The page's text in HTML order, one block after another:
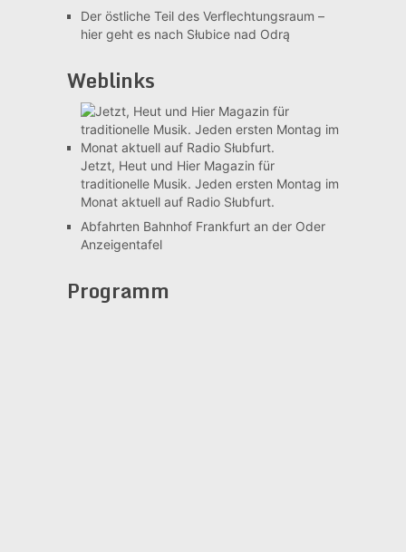
Der östliche Teil des Verflechtungsraum –
hier geht es nach Słubice nad Odrą
Weblinks
Jetzt, Heut und HierMagazin für
traditionelle Musik. Jeden ersten Montag im
Monat aktuell auf Radio Słubfurt.
Abfahrten Bahnhof Frankfurt an der Oder
Anzeigentafel
Programm